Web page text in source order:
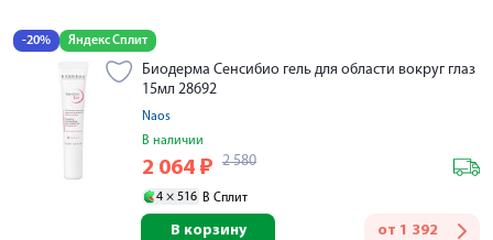
-20% Яндекс Сплит
Биодерма Сенсибио гель для области вокруг глаз
15мл 28692
Naos
В наличии
2 064 ₽ 2 580
4 × 516 В Сплит
от 1 392
В корзину